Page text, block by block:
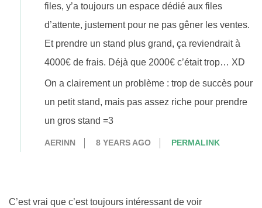
files, y’a toujours un espace dédié aux files
d’attente, justement pour ne pas gêner les ventes.
Et prendre un stand plus grand, ça reviendrait à
4000€ de frais. Déjà que 2000€ c’était trop… XD
On a clairement un problème : trop de succès pour
un petit stand, mais pas assez riche pour prendre
un gros stand =3
AERINN 8 YEARS AGO PERMALINK
C’est vrai que c’est toujours intéressant de voir